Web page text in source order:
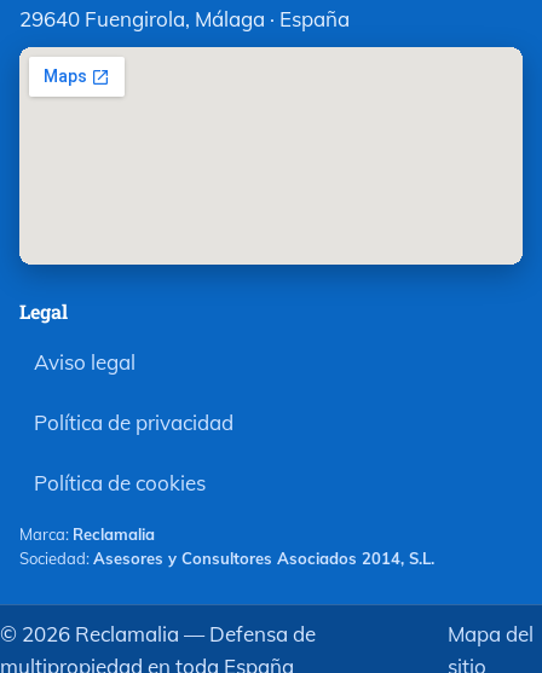
29640 Fuengirola, Málaga · España
Legal
Aviso legal
Política de privacidad
Política de cookies
Marca: Reclamalia
Sociedad:Asesores y Consultores Asociados 2014, S.L.
© 2026 Reclamalia — Defensa de
multipropiedad en toda España
Mapa del
sitio